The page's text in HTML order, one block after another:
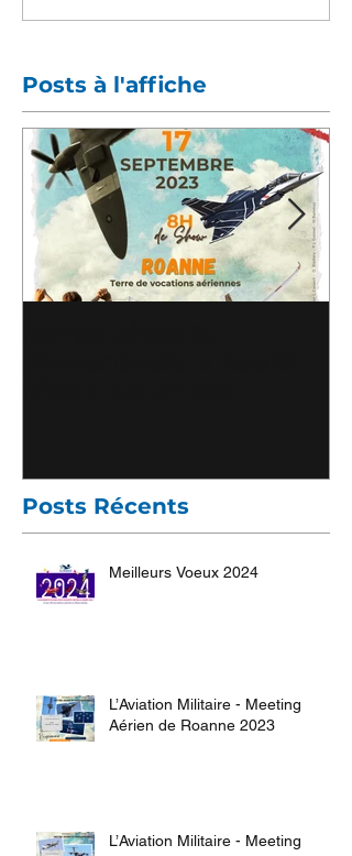
Posts à l'affiche
Posts Récents
Meilleurs Voeux 2024
L’Aviation Militaire - Meeting
Aérien de Roanne 2023
L’Aviation Militaire - Meeting